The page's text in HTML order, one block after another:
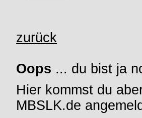
zurück
Oops ... du bist ja
Hier kommst du
MBSLK.de